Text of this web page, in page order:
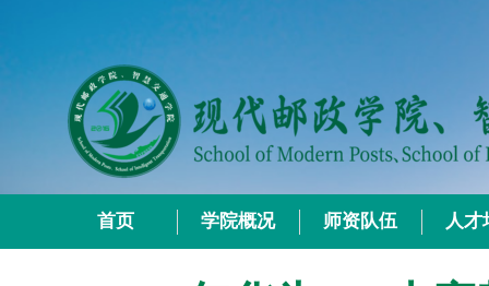
首页 学院概况 师资队伍 人才